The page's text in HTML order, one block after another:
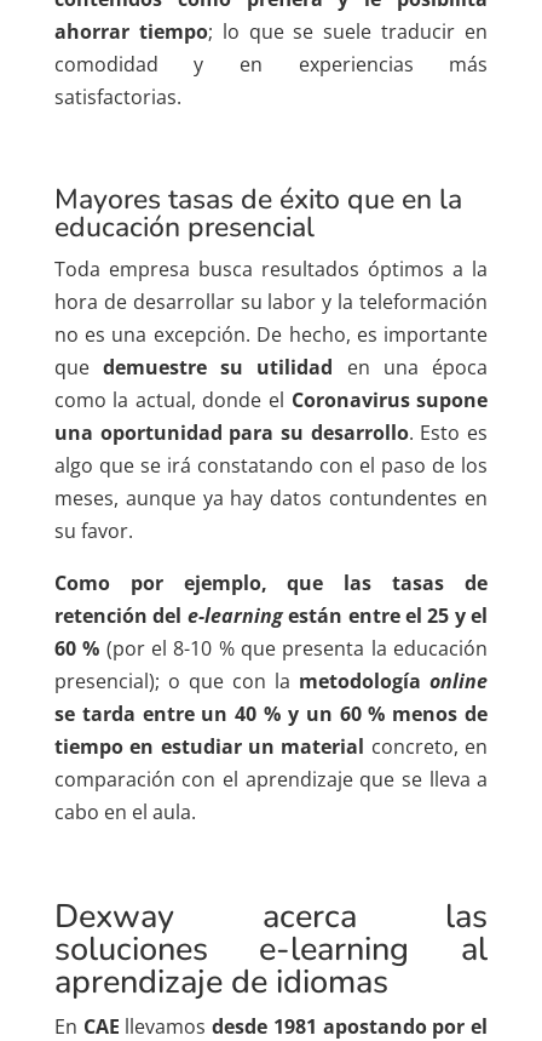
ahorrar tiempo; lo que se suele traducir en
comodidad y en experiencias más
satisfactorias.
Mayores tasas de éxito que en la
educación presencial
Toda empresa busca resultados óptimos a la
hora de desarrollar su labor y la teleformación
no es una excepción. De hecho, es importante
quedemuestre su utilidad en una época
como la actual, donde el Coronavirus supone
una oportunidad para su desarrollo. Esto es
algo que se irá constatando con el paso de los
meses, aunque ya hay datos contundentes en
su favor.
Como por ejemplo, que las tasas de
retención del e-learningestán entre el 25 y el
60 % (por el 8-10 % que presenta la educación
presencial); o que con la metodología online
se tarda entre un 40 % y un 60 % menos de
tiempo en estudiar un material concreto, en
comparación con el aprendizaje que se lleva a
cabo en el aula.
Dexway acerca las
soluciones e-learning al
aprendizaje de idiomas
En CAE llevamosdesde 1981 apostando por el